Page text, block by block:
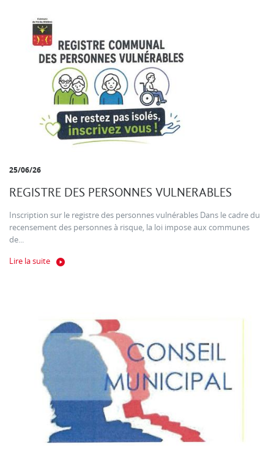
25/06/26
REGISTRE DES PERSONNES VULNERABLES
Inscription sur le registre des personnes vulnérables Dans le cadre du
recensement des personnes à risque, la loi impose aux communes
de...
Lire la suite